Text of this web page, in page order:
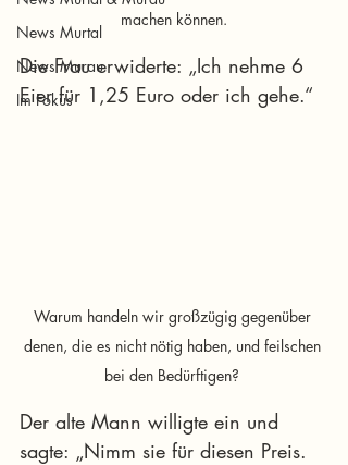
News Murtal
News Murau
Im Fokus
machen können.
Die Frau erwiderte: „Ich nehme 6
Eier für 1,25 Euro oder ich gehe.“
Warum handeln wir großzügig gegenüber
denen, die es nicht nötig haben, und feilschen
bei den Bedürftigen?
Der alte Mann willigte ein und
sagte: „Nimm sie für diesen Preis.